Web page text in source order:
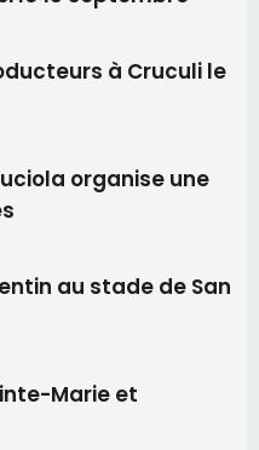
au stade de San
Marie et
en Corse pour
?
Miss Corse 2026